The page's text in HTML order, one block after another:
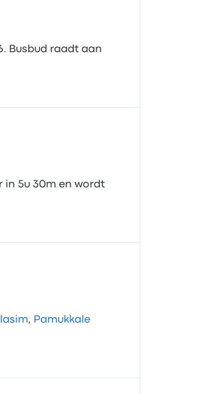
Busbud raadt aan
in 5u 30m en wordt
, Pamukkale